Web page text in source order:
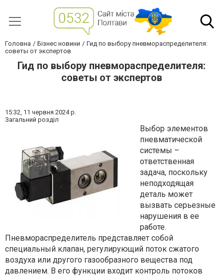
Головна Бізнес новини
Гид по выбору пневмораспределителя:
советы от экспертов
Гид по выбору пневмораспределителя:
советы от экспертов
15:32, 11 червня 2024 р.
Загальний розділ
Выбор элементов
пневматической
системы –
ответственная
задача, поскольку
неподходящая
деталь может
вызвать серьезные
нарушения в ее
работе.
Пневмораспределитель представляет собой
специальный клапан, регулирующий поток сжатого
воздуха или другого газообразного вещества под
давлением. В его функции входит контроль потоков